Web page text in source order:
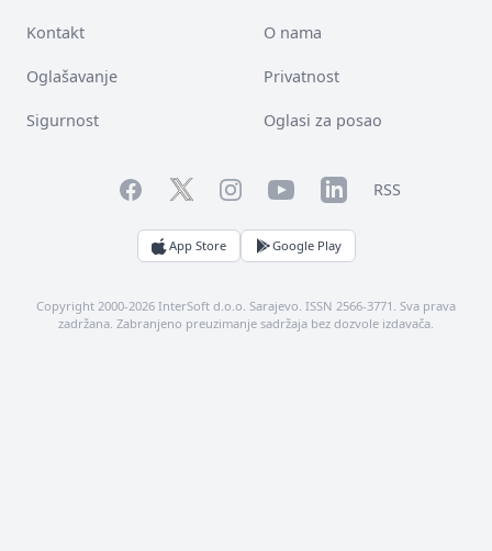
Kontakt O nama
Oglašavanje Privatnost
Sigurnost Oglasi za posao
FacebookTwitterInstagramYouTubeLinkedInRSS
App Store Google Play
Copyright 2000-2026 InterSoft d.o.o. Sarajevo. ISSN 2566-3771. Sva prava
zadržana. Zabranjeno preuzimanje sadržaja bez dozvole izdavača.